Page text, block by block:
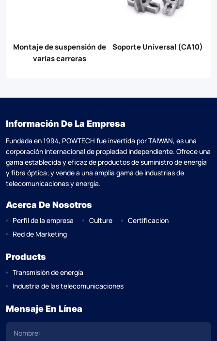
Montaje de suspensión de
varias carreras
Soporte Universal (CA10)
Información De La Empresa
Fundada en 1994, POWTECH fue invertida por TAlWAN, es una
corporación internacional de propiedad independiente. Ofrece una
gama establecida y eficaz de productos de suministro de energía
y fibra óptica; y vende a una amplia gama de industrias de
telecomunicaciones y energía.
Acerca De Nosotros
Perfil de la empresa Culture
Certificación
Red de Marketing
Products
Transmisión de energía
Industria de las telecomunicaciones
Mensaje En Línea